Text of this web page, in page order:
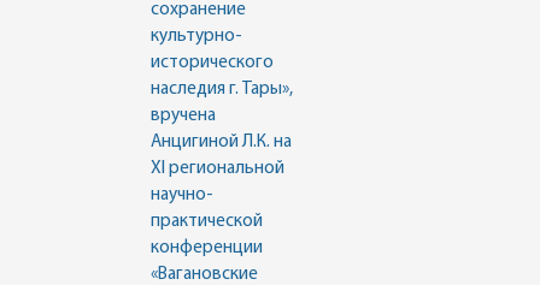
сохранение
культурно-
исторического
наследия г. Тары»,
вручена
Анцигиной Л.К. на
XI региональной
научно-
практической
конференции
«Вагановские